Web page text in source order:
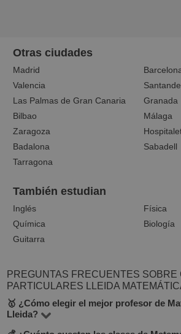
Otras ciudades
Madrid
Valencia
Las Palmas de Gran Canaria
Granada
Bilbao
Málaga
Zaragoza
Badalona
Sabadell
Tarragona
También estudian
Inglés
Física
Química
Biología
Guitarra
PREGUNTAS FRECUENTES SOBRE
PARTICULARES LLEIDA
🥇 ¿Cómo elegir el mejor profesor de
Lleida?